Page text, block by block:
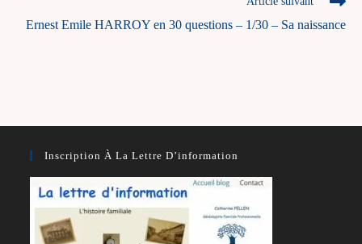
Ernest Emile HARROY en 30 questions – 1/30 – Sa naissance
Inscription À La Lettre D’information